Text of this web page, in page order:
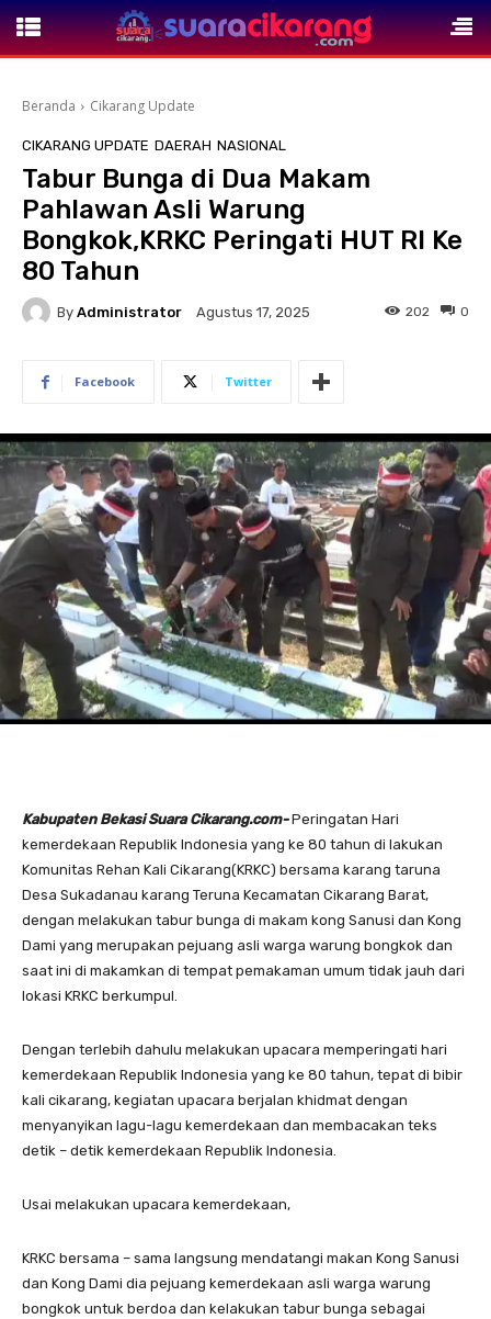
Beranda Cikarang Update
CIKARANG UPDATE DAERAH NASIONAL
Tabur Bunga di Dua Makam
Pahlawan Asli Warung
Bongkok,KRKC Peringati HUT RI Ke
80 Tahun
By Administrator Agustus 17, 2025 0
202
Facebook Twitter
Kabupaten Bekasi Suara Cikarang.com-Peringatan Hari
kemerdekaan Republik Indonesia yang ke 80 tahun di lakukan
Komunitas Rehan Kali Cikarang(KRKC) bersama karang taruna
Desa Sukadanau karang Teruna Kecamatan Cikarang Barat,
dengan melakukan tabur bunga di makam kong Sanusi dan Kong
Dami yang merupakan pejuang asli warga warung bongkok dan
saat ini di makamkan di tempat pemakaman umum tidak jauh dari
lokasi KRKC berkumpul.
Dengan terlebih dahulu melakukan upacara memperingati hari
kemerdekaan Republik Indonesia yang ke 80 tahun, tepat di bibir
kali cikarang, kegiatan upacara berjalan khidmat dengan
menyanyikan lagu-lagu kemerdekaan dan membacakan teks
detik – detik kemerdekaan Republik Indonesia.
Usai melakukan upacara kemerdekaan,
KRKC bersama – sama langsung mendatangi makan Kong Sanusi
dan Kong Dami dia pejuang kemerdekaan asli warga warung
bongkok untuk berdoa dan kelakukan tabur bunga sebagai